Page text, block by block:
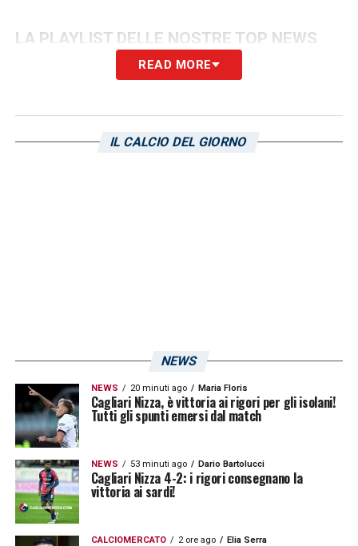
LA PLAYLIST DELLE NOSTRE TOP NEWS
READ MORE
IL CALCIO DEL GIORNO
NEWS
NEWS 20 minuti ago Maria Floris
Cagliari Nizza, è vittoria ai rigori per gli isolani!
Tutti gli spunti emersi dal match
NEWS 53 minuti ago Dario Bartolucci
Cagliari Nizza 4-2: i rigori consegnano la
vittoria ai sardi!
CALCIOMERCATO 2 ore ago Elia Serra